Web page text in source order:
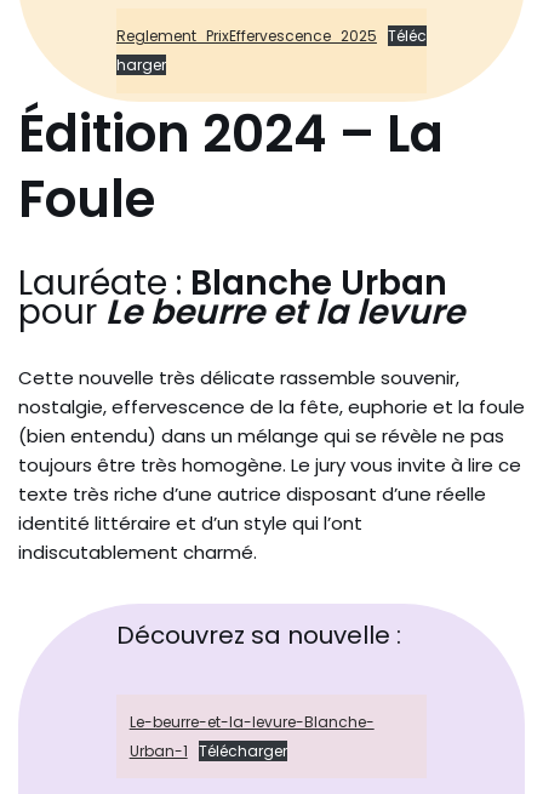
Reglement_PrixEffervescence_2025 Téléc
harger
Édition 2024 – La
Foule
Lauréate : Blanche Urban
pour Le beurre et la levure
Cette nouvelle très délicate rassemble souvenir,
nostalgie, effervescence de la fête, euphorie et la foule
(bien entendu) dans un mélange qui se révèle ne pas
toujours être très homogène. Le jury vous invite à lire ce
texte très riche d’une autrice disposant d’une réelle
identité littéraire et d’un style qui l’ont
indiscutablement charmé.
Découvrez sa nouvelle :
Le-beurre-et-la-levure-Blanche-
Urban-1 Télécharger